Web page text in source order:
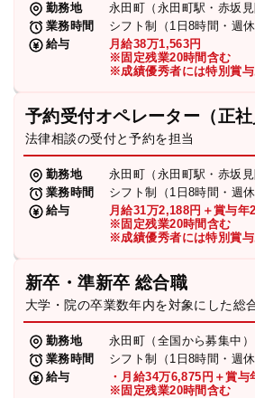
勤務地
永田町（永田町駅・赤坂見
業務時間
シフト制（1日8時間・週休
給与
月給38万1,563円
※固定残業20時間含む
※成績優秀者には特別賞与
予約受付オペレーター（正社
法律相談の受付と予約を担当
勤務地
永田町（永田町駅・赤坂見
業務時間
シフト制（1日8時間・週休
給与
月給31万2,188円＋賞与年
※固定残業20時間含む
※成績優秀者には特別賞与
新卒・準新卒 総合職
大学・院の卒業数年内を対象にした総
勤務地
永田町（全国から募集中）
業務時間
シフト制（1日8時間・週休
給与
・月給34万6,875円＋賞与
※固定残業20時間含む